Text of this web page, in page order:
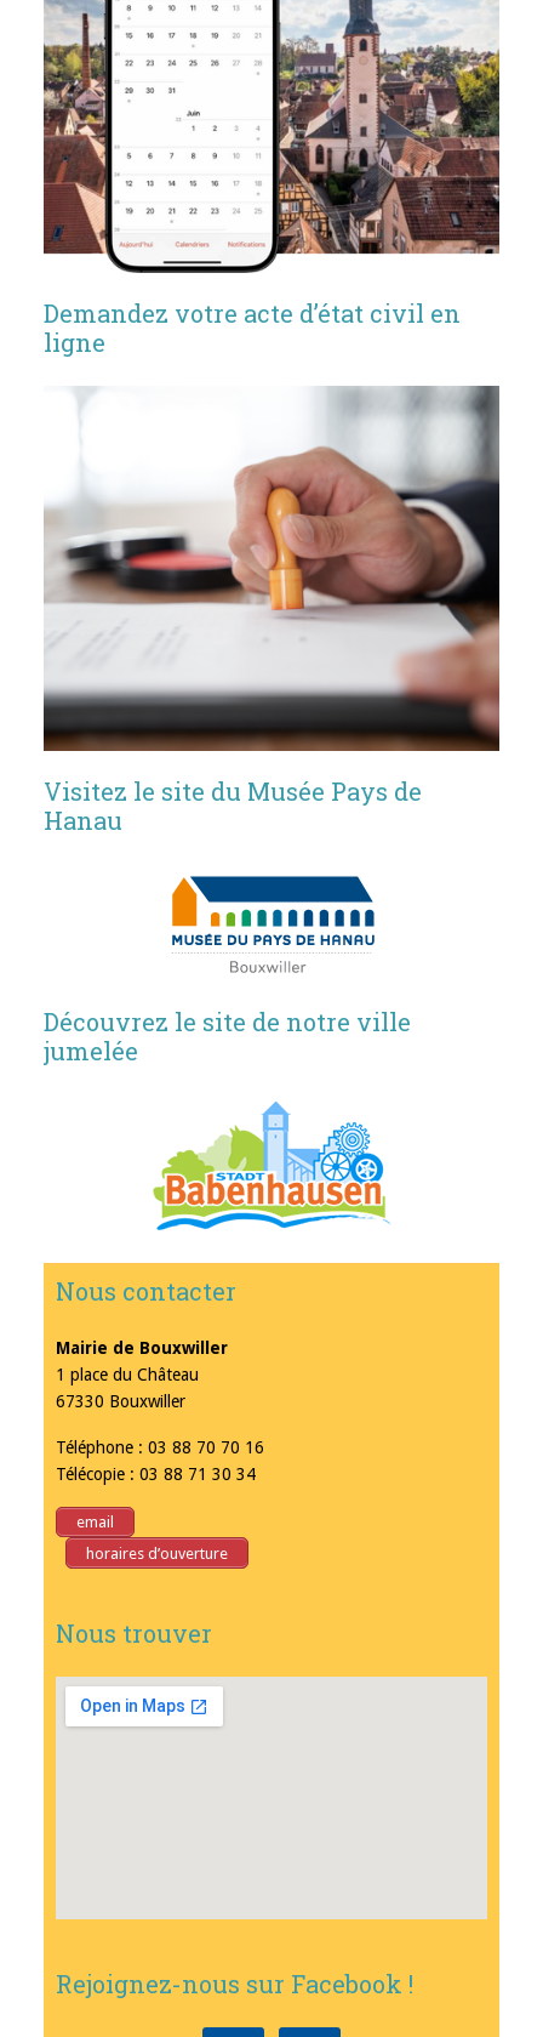
Demandez votre acte d’état civil en
ligne
Visitez le site du Musée Pays de
Hanau
Découvrez le site de notre ville
jumelée
Nous contacter
Mairie de Bouxwiller
1 place du Château
67330 Bouxwiller
Téléphone : 03 88 70 70 16
Télécopie : 03 88 71 30 34
email
horaires d’ouverture
Nous trouver
Rejoignez-nous sur Facebook !